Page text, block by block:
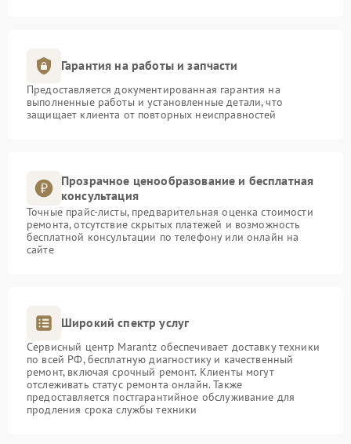
Гарантия на работы и запчасти
Предоставляется документированная гарантия на
выполненные работы и установленные детали, что
защищает клиента от повторных неисправностей
Прозрачное ценообразование и бесплатная
консультация
Точные прайс-листы, предварительная оценка стоимости
ремонта, отсутствие скрытых платежей и возможность
бесплатной консультации по телефону или онлайн на
сайте
Широкий спектр услуг
Сервисный центр Marantz обеспечивает доставку техники
по всей РФ, бесплатную диагностику и качественный
ремонт, включая срочный ремонт. Клиенты могут
отслеживать статус ремонта онлайн. Также
предоставляется постгарантийное обслуживание для
продления срока службы техники